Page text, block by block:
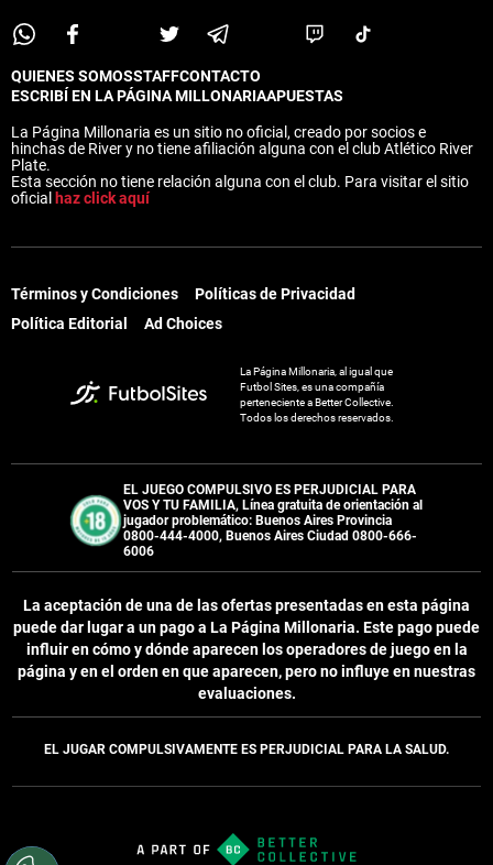
QUIENES SOMOSSTAFFCONTACTO
ESCRIBÍ EN LA PÁGINA MILLONARIAAPUESTAS
La Página Millonaria es un sitio no oficial, creado por socios e
hinchas de River y no tiene afiliación alguna con el club Atlético River
Plate.
Esta sección no tiene relación alguna con el club. Para visitar el sitio
oficial haz click aquí
Términos y Condiciones
Políticas de Privacidad
Política Editorial
Ad Choices
La Página Millonaria, al igual que
Futbol Sites, es una compañía
perteneciente a Better Collective.
Todos los derechos reservados.
EL JUEGO COMPULSIVO ES PERJUDICIAL PARA
VOS Y TU FAMILIA, Línea gratuita de orientación al
jugador problemático: Buenos Aires Provincia
0800-444-4000, Buenos Aires Ciudad 0800-666-
6006
La aceptación de una de las ofertas presentadas en esta página
puede dar lugar a un pago a La Página Millonaria. Este pago puede
influir en cómo y dónde aparecen los operadores de juego en la
página y en el orden en que aparecen, pero no influye en nuestras
evaluaciones.
EL JUGAR COMPULSIVAMENTE ES PERJUDICIAL PARA LA SALUD.